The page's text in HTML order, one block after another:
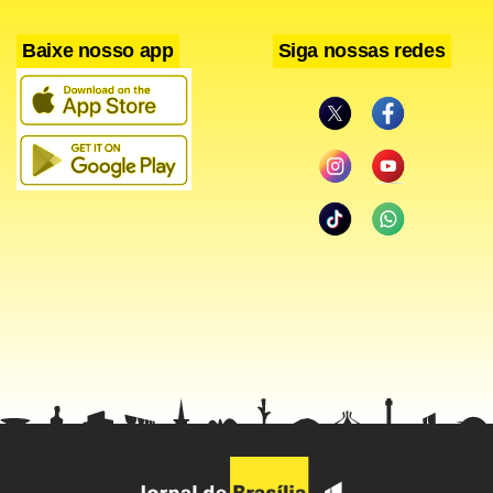
defendeu-se.
Baixe nosso app Siga nossas redes